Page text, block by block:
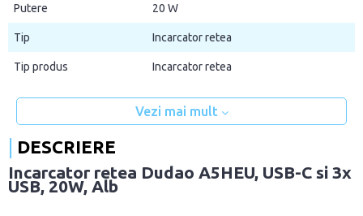
Putere 20 W
Tip Incarcator retea
Tip produs Incarcator retea
Vezi mai mult
DESCRIERE
Incarcator retea Dudao A5HEU, USB-C si 3x
USB, 20W, Alb